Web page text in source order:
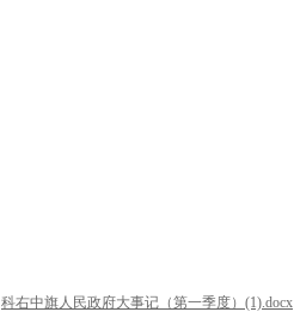
科右中旗人民政府大事记（第一季度）(1).docx